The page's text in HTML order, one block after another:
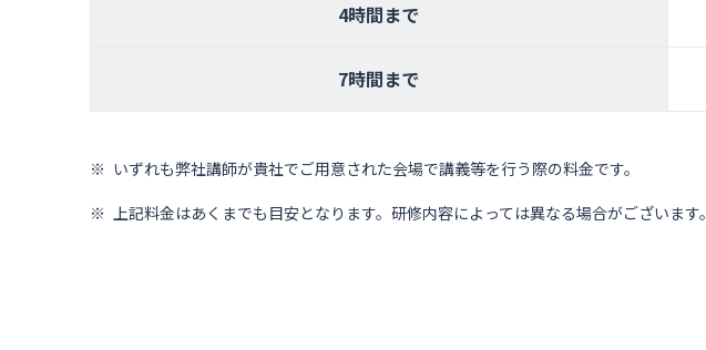
4時間まで
7時間まで
いずれも弊社講師が貴社でご用意された会場で講義等を行う際の料金です。
上記料金はあくまでも目安となります。研修内容によっては異なる場合がございます。